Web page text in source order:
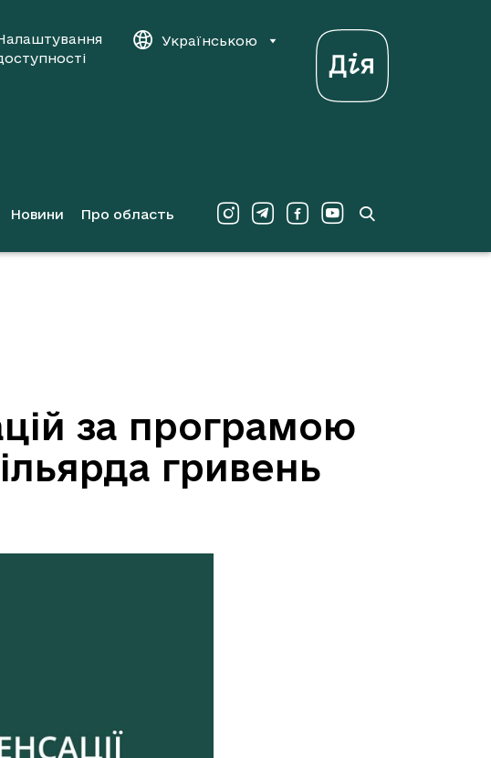
Українською
Новини Про область
за програмою
гривень